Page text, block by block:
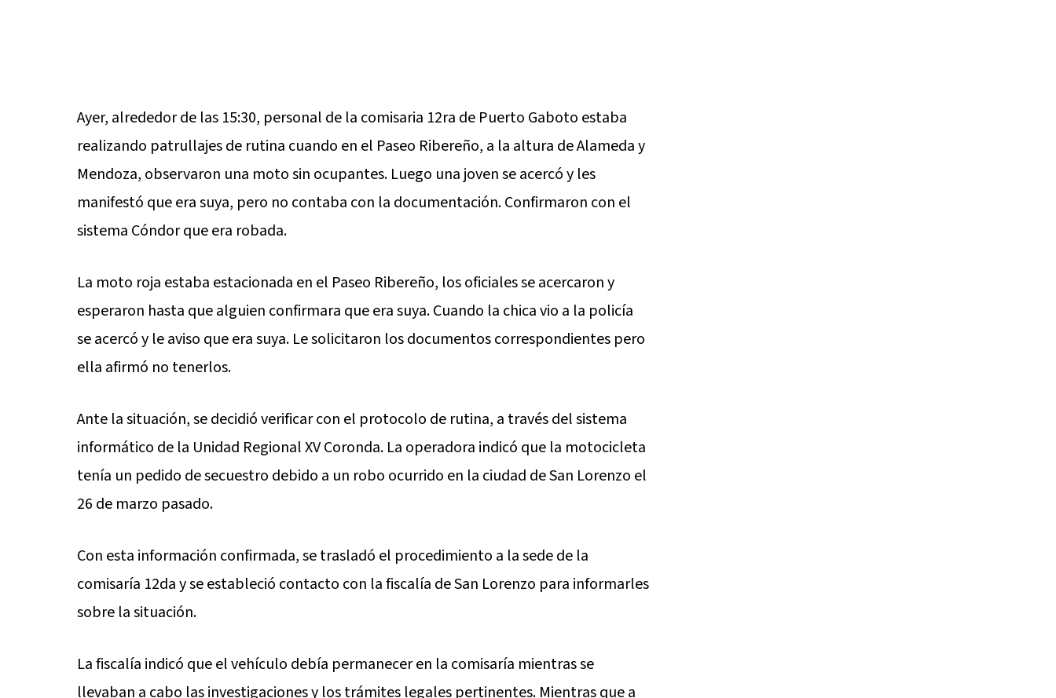
Ayer, alrededor de las 15:30, personal de la comisaria 12ra de Puerto Gaboto estaba
realizando patrullajes de rutina cuando en el Paseo Ribereño, a la altura de Alameda y
Mendoza, observaron una moto sin ocupantes. Luego una joven se acercó y les
manifestó que era suya, pero no contaba con la documentación. Confirmaron con el
sistema Cóndor que era robada.
La moto roja estaba estacionada en el Paseo Ribereño, los oficiales se acercaron y
esperaron hasta que alguien confirmara que era suya. Cuando la chica vio a la policía
se acercó y le aviso que era suya. Le solicitaron los documentos correspondientes pero
ella afirmó no tenerlos.
Ante la situación, se decidió verificar con el protocolo de rutina, a través del sistema
informático de la Unidad Regional XV Coronda. La operadora indicó que la motocicleta
tenía un pedido de secuestro debido a un robo ocurrido en la ciudad de San Lorenzo el
26 de marzo pasado.
Con esta información confirmada, se trasladó el procedimiento a la sede de la
comisaría 12da y se estableció contacto con la fiscalía de San Lorenzo para informarles
sobre la situación.
La fiscalía indicó que el vehículo debía permanecer en la comisaría mientras se
llevaban a cabo las investigaciones y los trámites legales pertinentes. Mientras que a